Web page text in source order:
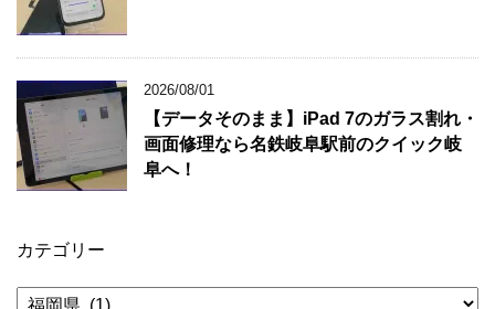
2026/08/01
【データそのまま】iPad 7のガラス割れ・
画面修理なら名鉄岐阜駅前のクイック岐
阜へ！
カテゴリー
カ